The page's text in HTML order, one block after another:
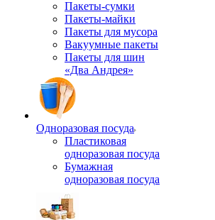
Пакеты-сумки
Пакеты-майки
Пакеты для мусора
Вакуумные пакеты
Пакеты для шин
«Два Андрея»
Одноразовая посуда
Пластиковая
одноразовая посуда
Бумажная
одноразовая посуда